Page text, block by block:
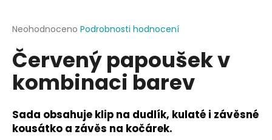
Průměrné
produktu
je
0,0
hvězdiček.
Neohodnoceno Podrobnosti hodnocení
Červený papoušek v
kombinaci barev
Sada obsahuje klip na dudlík, kulaté i závěsné
kousátko a závěs na kočárek.
j
í
t
?